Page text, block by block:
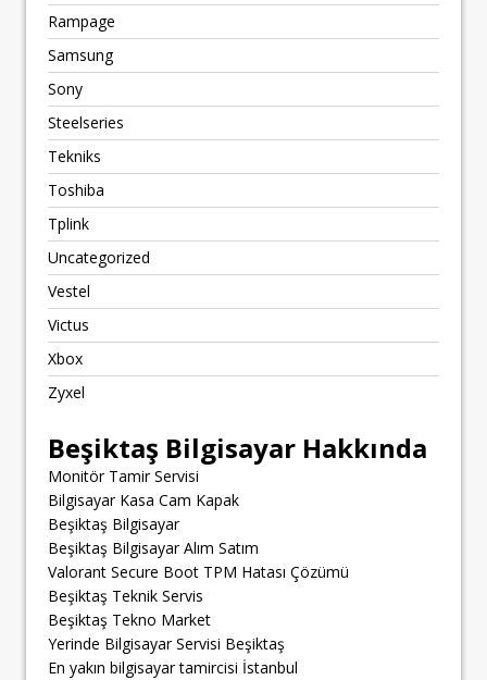
Rampage
Samsung
Sony
Steelseries
Tekniks
Toshiba
Tplink
Uncategorized
Vestel
Victus
Xbox
Zyxel
Beşiktaş Bilgisayar Hakkında
Monitör Tamir Servisi
Bilgisayar Kasa Cam Kapak
Beşiktaş Bilgisayar
Beşiktaş Bilgisayar Alım Satım
Valorant Secure Boot TPM Hatası Çözümü
Beşiktaş Teknik Servis
Beşiktaş Tekno Market
Yerinde Bilgisayar Servisi Beşiktaş
En yakın bilgisayar tamircisi İstanbul